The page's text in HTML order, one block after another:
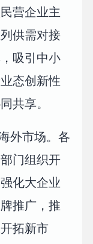
营企业主
供需对接
吸引中小
态创新性
共享。
外市场。各
门组织开
化大企业
推广，推
拓新市